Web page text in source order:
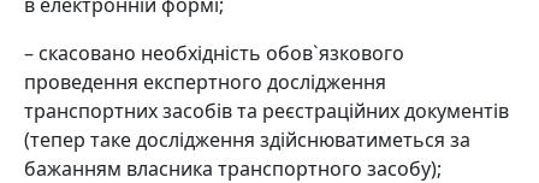
– скасовано необхідність обов`язкового
проведення експертного дослідження
транспортних засобів та реєстраційних документів
(тепер таке дослідження здійснюватиметься за
бажанням власника транспортного засобу);